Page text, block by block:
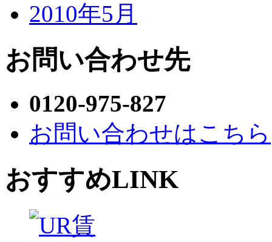
2010年5月
お問い合わせ先
0120-975-827
お問い合わせはこちら
おすすめLINK